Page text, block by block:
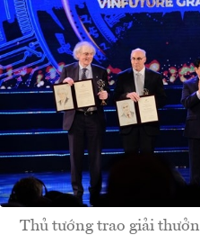
Thủ tướng trao giải